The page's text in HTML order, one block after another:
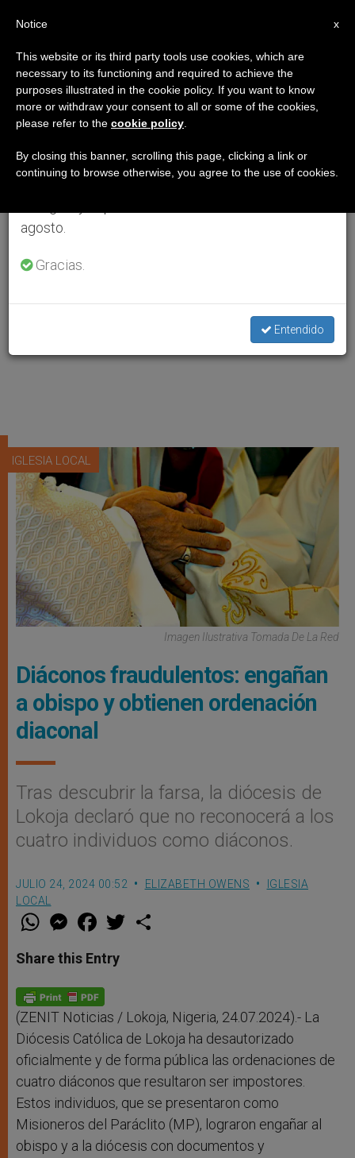
IGLESIA LOCAL
Imagen Ilustrativa Tomada De La Red
Diáconos fraudulentos: engañan
a obispo y obtienen ordenación
diaconal
Tras descubrir la farsa, la diócesis de
Lokoja declaró que no reconocerá a los
cuatro individuos como diáconos.
JULIO 24, 2024 00:52 ELIZABETH OWENS
IGLESIA
LOCAL
W
t
s
p
p
M
e
s
e
g
e
r
F
a
e
b
o
k
w
Share this Entry
(ZENIT Noticias / Lokoja, Nigeria, 24.07.2024).- La
Diócesis Católica de Lokoja ha desautorizado
oficialmente y de forma pública las ordenaciones de
cuatro diáconos que resultaron ser impostores.
Estos individuos, que se presentaron como
Misioneros del Paráclito (MP), lograron engañar al
obispo y a la diócesis con documentos y
×
Aviso importante
Del 27 de julio al 7 de agosto haremos la pausa
anual, aprovechando que en el periodo de verano
se generan menos informaciones y también el
agosto.
Gracias.
Entendido
x
Notice
This website or its third party tools use cookies, which are
necessary to its functioning and required to achieve the
purposes illustrated in the cookie policy. If you want to know
more or withdraw your consent to all or some of the cookies,
please refer to the cookie policy
By closing this banner, scrolling this page, clicking a link or
continuing to browse otherwise, you agree to the use of cookies.